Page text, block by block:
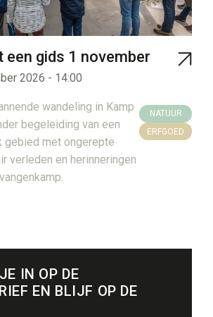
een gids 1 november
2026 - 14:00
wandeling in Kamp
begeleiding van een
gebied met ongerepte
verleden en herinneringen
NATUUR
ERFGOED
IN OP DE
EN BLIJF OP DE